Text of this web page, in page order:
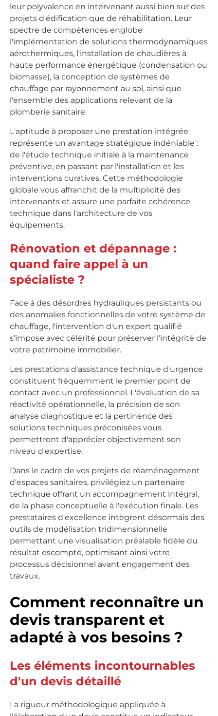
leur polyvalence en intervenant aussi bien sur des
projets d'édification que de réhabilitation. Leur
spectre de compétences englobe
l'implémentation de solutions thermodynamiques
aérothermiques, l'installation de chaudières à
haute performance énergétique (condensation ou
biomasse), la conception de systèmes de
chauffage par rayonnement au sol, ainsi que
l'ensemble des applications relevant de la
plomberie sanitaire.
L'aptitude à proposer une prestation intégrée
représente un avantage stratégique indéniable :
de l'étude technique initiale à la maintenance
préventive, en passant par l'installation et les
interventions curatives. Cette méthodologie
globale vous affranchit de la multiplicité des
intervenants et assure une parfaite cohérence
technique dans l'architecture de vos
équipements.
Rénovation et dépannage :
quand faire appel à un
spécialiste ?
Face à des désordres hydrauliques persistants ou
des anomalies fonctionnelles de votre système de
chauffage, l'intervention d'un expert qualifié
s'impose avec célérité pour préserver l'intégrité de
votre patrimoine immobilier.
Les prestations d'assistance technique d'urgence
constituent fréquemment le premier point de
contact avec un professionnel. L'évaluation de sa
réactivité opérationnelle, la précision de son
analyse diagnostique et la pertinence des
solutions techniques préconisées vous
permettront d'apprécier objectivement son
niveau d'expertise.
Dans le cadre de vos projets de réaménagement
d'espaces sanitaires, privilégiez un partenaire
technique offrant un accompagnement intégral,
de la phase conceptuelle à l'exécution finale. Les
prestataires d'excellence intègrent désormais des
outils de modélisation tridimensionnelle
permettant une visualisation préalable fidèle du
résultat escompté, optimisant ainsi votre
processus décisionnel avant engagement des
travaux.
Comment reconnaître un
devis transparent et
adapté à vos besoins ?
Les éléments incontournables
d'un devis détaillé
La rigueur méthodologique appliquée à